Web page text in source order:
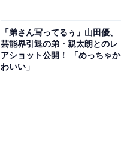
「弟さん写ってるぅ」山田優、
芸能界引退の弟・親太朗とのレ
アショット公開！ 「めっちゃか
わいい」